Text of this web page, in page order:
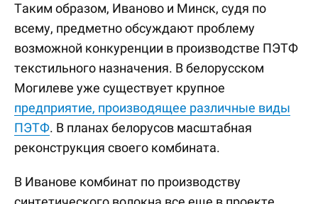
Таким образом, Иваново и Минск, судя по
всему, предметно обсуждают проблему
возможной конкуренции в производстве ПЭТФ
текстильного назначения. В белорусском
Могилеве уже существует крупное
предприятие, производящее различные виды
ПЭТФ. В планах белорусов масштабная
реконструкция своего комбината.
В Иванове комбинат по производству